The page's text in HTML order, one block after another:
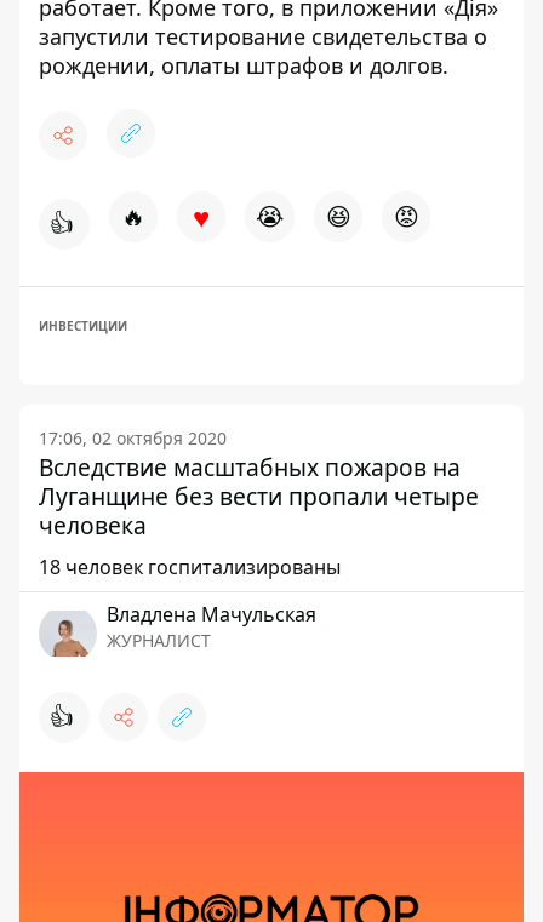
работает. Кроме того, в приложении «Дія»
запустили тестирование свидетельства о
рождении, оплаты штрафов и долгов.
👍 🔥 ♥ 😭 😆 😡
ИНВЕСТИЦИИ
17:06, 02 октября 2020
Вследствие масштабных пожаров на
Луганщине без вести пропали четыре
человека
18 человек госпитализированы
Владлена Мачульская
ЖУРНАЛИСТ
👍